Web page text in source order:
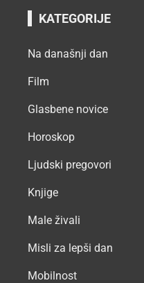
KATEGORIJE
Na današnji dan
Film
Glasbene novice
Horoskop
Ljudski pregovori
Knjige
Male živali
Misli za lepši dan
Mobilnost